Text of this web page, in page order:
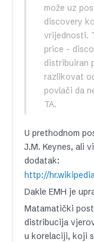
može uz
discovery
vrijednosti.
price –
distribuiran
razlikovat
povlači da
TA.
U prethodnom
J.M. Keynes, ali
dodatak:
http://
Dakle EMH je
Matamatički
distribucija
u korelaciji, koji